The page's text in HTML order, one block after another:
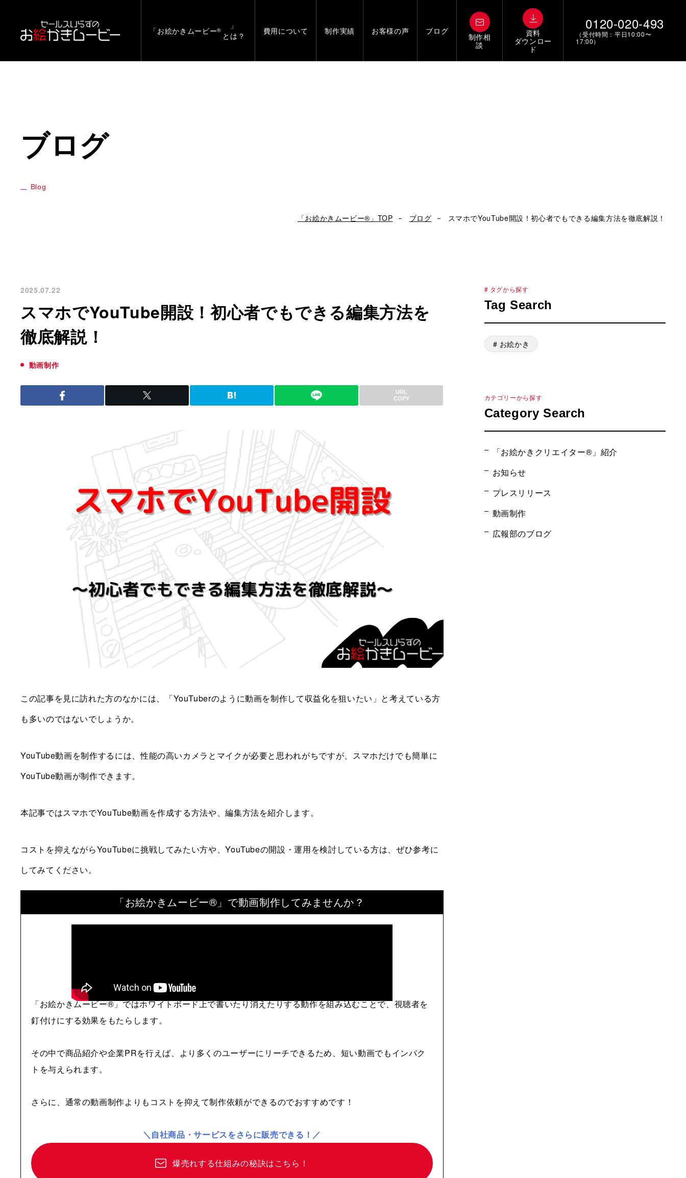
「お絵かきムービー®
」
とは？
費用について 制作実績 お客様の声 ブログ
制作相
談
資料
ダウンロー
ド
0120-020-493
（受付時間：平日10:00〜
17:00）
ブログ
Blog
「お絵かきムービー®」TOP ブログ スマホでYouTube開設！初心者でもできる編集方法を徹底解説！
2025.07.22
スマホでYouTube開設！初心者でもできる編集方法を
徹底解説！
動画制作
URL
COPY
この記事を見に訪れた方のなかには、「YouTuberのように動画を制作して収益化を狙いたい」と考えている方
も多いのではないでしょうか。
YouTube動画を制作するには、性能の高いカメラとマイクが必要と思われがちですが、スマホだけでも簡単に
YouTube動画が制作できます。
本記事ではスマホでYouTube動画を作成する方法や、編集方法を紹介します。
コストを抑えながらYouTubeに挑戦してみたい方や、YouTubeの開設・運用を検討している方は、ぜひ参考に
してみてください。
「お絵かきムービー®」で動画制作してみませんか？
「お絵かきムービー®」ではホワイトボード上で書いたり消えたりする動作を組み込むことで、視聴者を
釘付けにする効果をもたらします。
その中で商品紹介や企業PRを行えば、より多くのユーザーにリーチできるため、短い動画でもインパク
トを与えられます。
さらに、通常の動画制作よりもコストを抑えて制作依頼ができるのでおすすめです！
＼自社商品・サービスをさらに販売できる！／
爆売れする仕組みの秘訣はこちら！
# タグから探す
Tag Search
# お絵かき
カテゴリーから探す
Category Search
「お絵かきクリエイター®」紹介
お知らせ
プレスリリース
動画制作
広報部のブログ